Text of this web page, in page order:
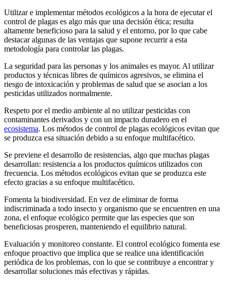
Utilizar e implementar métodos ecológicos a la hora de ejecutar el
control de plagas es algo más que una decisión ética; resulta
altamente beneficioso para la salud y el entorno, por lo que cabe
destacar algunas de las ventajas que supone recurrir a esta
metodología para controlar las plagas.
La seguridad para las personas y los animales es mayor. Al utilizar
productos y técnicas libres de químicos agresivos, se elimina el
riesgo de intoxicación y problemas de salud que se asocian a los
pesticidas utilizados normalmente.
Respeto por el medio ambiente al no utilizar pesticidas con
contaminantes derivados y con un impacto duradero en el
ecosistema. Los métodos de control de plagas ecológicos evitan que
se produzca esa situación debido a su enfoque multifacético.
Se previene el desarrollo de resistencias, algo que muchas plagas
desarrollan: resistencia a los productos químicos utilizados con
frecuencia. Los métodos ecológicos evitan que se produzca este
efecto gracias a su enfoque multifacético.
Fomenta la biodiversidad. En vez de eliminar de forma
indiscriminada a todo insecto y organismo que se encuentren en una
zona, el enfoque ecológico permite que las especies que son
beneficiosas prosperen, manteniendo el equilibrio natural.
Evaluación y monitoreo constante. El control ecológico fomenta ese
enfoque proactivo que implica que se realice una identificación
periódica de los problemas, con lo que se contribuye a encontrar y
desarrollar soluciones más efectivas y rápidas.